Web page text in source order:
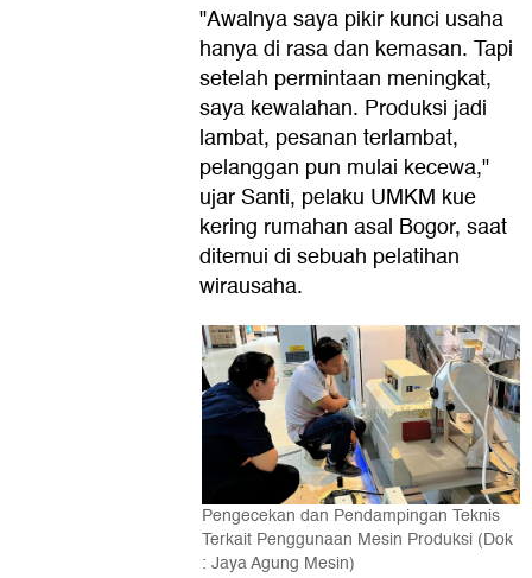
"Awalnya saya pikir kunci usaha
hanya di rasa dan kemasan. Tapi
setelah permintaan meningkat,
saya kewalahan. Produksi jadi
lambat, pesanan terlambat,
pelanggan pun mulai kecewa,"
ujar Santi, pelaku UMKM kue
kering rumahan asal Bogor, saat
ditemui di sebuah pelatihan
wirausaha.
Pengecekan dan Pendampingan Teknis
Terkait Penggunaan Mesin Produksi (Dok
: Jaya Agung Mesin)